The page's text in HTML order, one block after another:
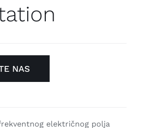
NAS
električnog polja